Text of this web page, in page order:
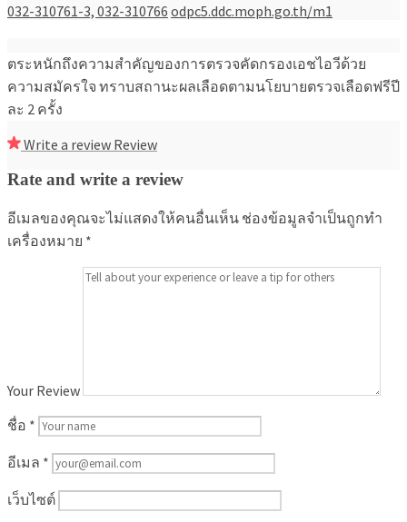
032-310761-3, 032-310766 odpc5.ddc.moph.go.th/m1
ตระหนักถึงความสำคัญของการตรวจคัดกรองเอชไอวีด้วย
ความสมัครใจ ทราบสถานะผลเลือดตามนโยบายตรวจเลือดฟรีปี
ละ 2 ครั้ง
Write a review Review
Rate and write a review
อีเมลของคุณจะไม่แสดงให้คนอื่นเห็น ช่องข้อมูลจำเป็นถูกทำ
เครื่องหมาย *
Your Review
ชื่อ *
อีเมล *
เว็บไซต์